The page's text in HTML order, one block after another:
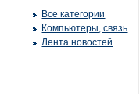
Все категории
Компьютеры, связь
Лента новостей